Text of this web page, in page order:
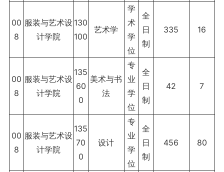
00
8
服装与艺术设
计学院
130
100
艺术学
学
术
学
位
全
日
制
335 16
00
8
服装与艺术设
计学院
135
60
0
美术与书
法
专
业
学
位
全
日
制
42 7
00
8
服装与艺术设
计学院
135
70
0
设计
专
业
学
位
全
日
制
456 80